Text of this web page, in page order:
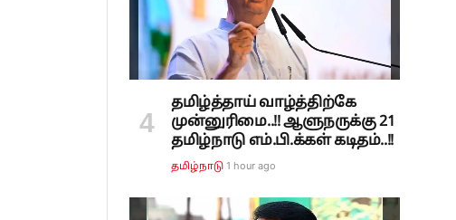
தமிழ்த்தாய் வாழ்த்திற்கே
முன்னுரிமை..!! ஆளுநருக்கு 21
தமிழ்நாடு எம்.பி.க்கள் கடிதம்..!!
தமிழ்நாடு 1 hour ago